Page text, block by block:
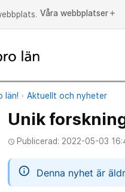
Våra webbplatser add
län! Aktuellt och nyheter
Unik
access_time Publicerad: 2022-05-03
information
Denna nyhet är